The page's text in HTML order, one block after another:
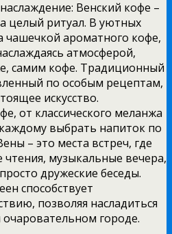
Венский кофе –
целый ритуал. В уютных
чашечкой ароматного кофе,
атмосферой,
самим кофе. Традиционный
по особым рецептам,
искусство.
от классического меланжа
выбрать напиток по
– это места встреч, где
музыкальные вечера,
дружеские беседы.
способствует
позволяя насладиться
городе.